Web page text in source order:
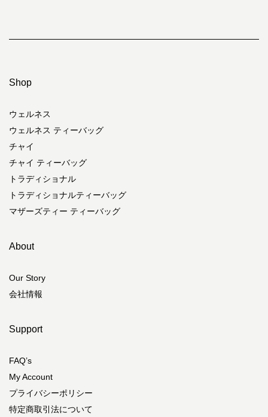
Shop
ウェルネス
ウェルネス ティーバッグ
チャイ
チャイ ティーバッグ
トラディショナル
トラディショナルティーバッグ
マザーズティー ティーバッグ
About
Our Story
会社情報
Support
FAQ’s
My Account
プライバシーポリシー
特定商取引法について